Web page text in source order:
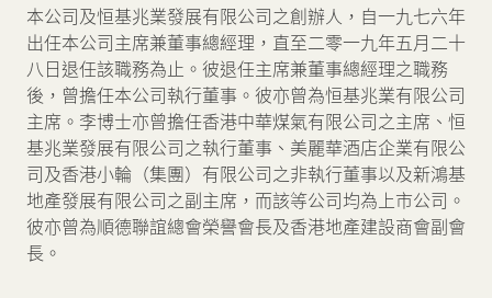
本公司及恒基兆業發展有限公司之創辦人，自一九七六年
出任本公司主席兼董事總經理，直至二零一九年五月二十
八日退任該職務為止。彼退任主席兼董事總經理之職務
後，曾擔任本公司執行董事。彼亦曾為恒基兆業有限公司
主席。李博士亦曾擔任香港中華煤氣有限公司之主席、恒
基兆業發展有限公司之執行董事、美麗華酒店企業有限公
司及香港小輪（集團）有限公司之非執行董事以及新鴻基
地產發展有限公司之副主席，而該等公司均為上市公司。
彼亦曾為順德聯誼總會榮譽會長及香港地產建設商會副會
長。